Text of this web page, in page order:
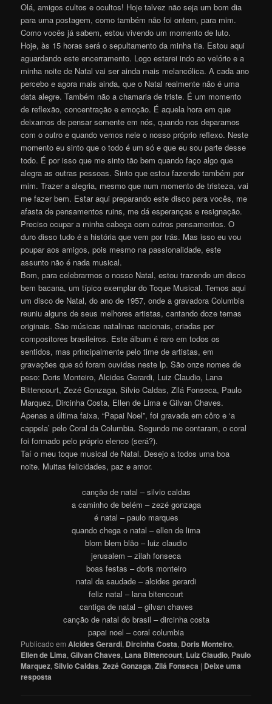
Olá, amigos cultos e ocultos! Hoje talvez não seja um bom dia
para uma postagem, como também não foi ontem, para mim.
Como vocês já sabem, estou vivendo um momento de luto.
Hoje, às 15 horas será o sepultamento da minha tia. Estou aqui
aguardando este encerramento. Logo estarei indo ao velório e a
minha noite de Natal vai ser ainda mais melancólica. A cada ano
percebo e agora mais ainda, que o Natal realmente não é uma
data alegre. Também não a chamaria de triste. É um momento
de reflexão, concentração e emoção. É aquela hora em que
deixamos de pensar somente em nós, quando nos deparamos
com o outro e quando vemos nele o nosso próprio reflexo. Neste
momento eu sinto que o todo é um só e que eu sou parte desse
todo. É por isso que me sinto tão bem quando faço algo que
alegra as outras pessoas. Sinto que estou fazendo também por
mim. Trazer a alegria, mesmo que num momento de tristeza, vai
me fazer bem. Estar aqui preparando este disco para vocês, me
afasta de pensamentos ruins, me dá esperanças e resignação.
Preciso ocupar a minha cabeça com outros pensamentos. O
duro disso tudo é a história que vem por trás. Mas isso eu vou
poupar aos amigos, pois mesmo na passionalidade, este
assunto não é nada musical.
Bom, para celebrarmos o nosso Natal, estou trazendo um disco
bem bacana, um típico exemplar do Toque Musical. Temos aqui
um disco de Natal, do ano de 1957, onde a gravadora Columbia
reuniu alguns de seus melhores artistas, cantando doze temas
originais. São músicas natalinas nacionais, criadas por
compositores brasileiros. Este álbum é raro em todos os
sentidos, mas principalmente pelo time de artistas, em
gravações que só foram ouvidas neste lp. São onze nomes de
peso: Doris Monteiro, Alcides Gerardi, Luiz Claudio, Lana
Bittencourt, Zezé Gonzaga, Silvio Caldas, Zilá Fonseca, Paulo
Marquez, Dircinha Costa, Ellen de Lima e Gilvan Chaves.
Apenas a última faixa, “Papai Noel”, foi gravada em côro e ‘a
cappela’ pelo Coral da Columbia. Segundo me contaram, o coral
foi formado pelo próprio elenco (será?).
Taí o meu toque musical de Natal. Desejo a todos uma boa
noite. Muitas felicidades, paz e amor.
canção de natal – silvio caldas
a caminho de belém – zezé gonzaga
é natal – paulo marques
quando chega o natal – ellen de lima
blom blem blão – luiz claudio
jerusalem – zilah fonseca
boas festas – doris monteiro
natal da saudade – alcides gerardi
feliz natal – lana bitencourt
cantiga de natal – gilvan chaves
canção de natal do brasil – dircinha costa
papai noel – coral columbia
Publicado em Alcides Gerardi, Dircinha Costa, Doris Monteiro,
Ellen de Lima,Gilvan Chaves, Lana Bittencourt, Luiz Claudio, Paulo
Marquez,Silvio Caldas,Zezé Gonzaga,Zilá Fonseca | Deixe uma
resposta